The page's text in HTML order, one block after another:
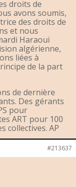
droits de
avons soumis,
des droits de
et nous
Haraoui
algérienne,
liées à
de la part
de dernière
Des gérants
pour
ART pour 100
collectives. AP
#213637